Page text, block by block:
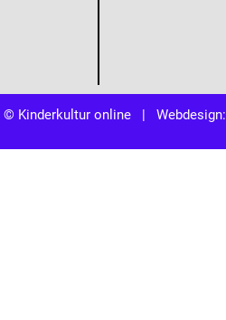
© Kinderkultur online | Webdesign: